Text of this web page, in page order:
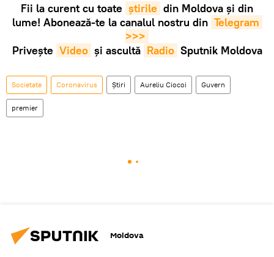
Fii la curent cu toate știrile din Moldova și din
lume! Abonează-te la canalul nostru din Telegram
>>>
Privește Video și ascultă Radio Sputnik Moldova
Societate Coronavirus Știri Aureliu Ciocoi Guvern
premier
Moldova